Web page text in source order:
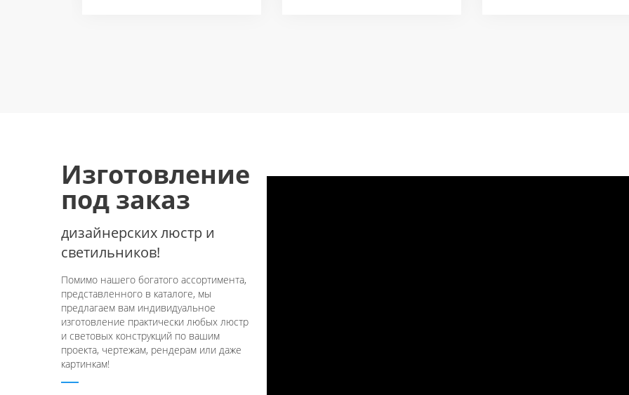
Изготовление
под заказ
дизайнерских люстр и
светильников!
Помимо нашего богатого ассортимента,
представленного в каталоге, мы
предлагаем вам индивидуальное
изготовление практически любых люстр
и световых конструкций по вашим
проекта, чертежам, рендерам или даже
картинкам!